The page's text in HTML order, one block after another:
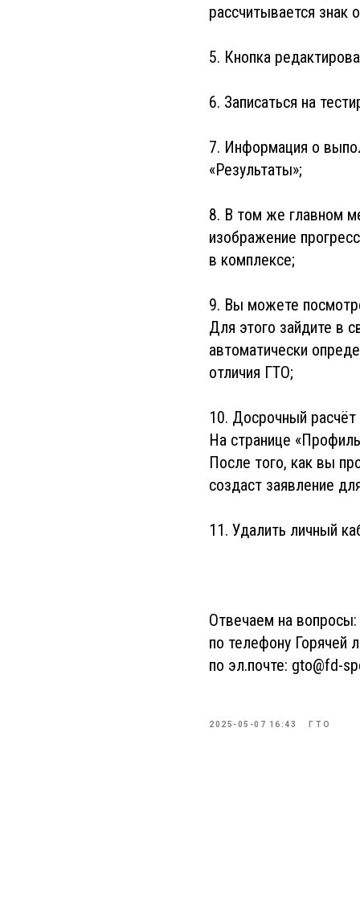
рассчитывается знак
5. Кнопка
6. Записаться на
7. Информация о
«Результаты»;
8. В том же главном
изображение
в комплексе;
9. Вы можете
Для этого зайдите в
автоматически
отличия ГТО;
10. Досрочный
На странице
После того, как вы
создаст заявление
11. Удалить личный
Отвечаем на вопросы:
по телефону Горячей
по эл.почте: gto@fd-
2025-05-07 16:43 ГТО